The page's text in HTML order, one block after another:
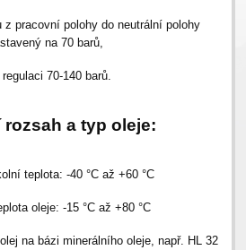
pracovní polohy do neutrální polohy
na 70 barů,
70-140 barů.
rozsah a typ oleje:
teplota: -40 °C až +60 °C
oleje: -15 °C až +80 °C
na bázi minerálního oleje, např. HL 32